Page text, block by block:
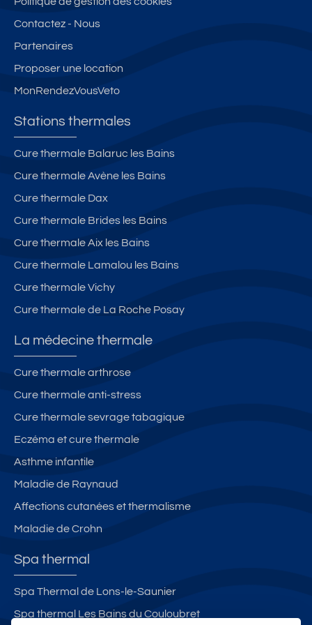
o
ur
c
s
Contactez - Nous
Partenaires
Proposer une location
MonRendezVousVeto
Stations thermales
Cure thermale Balaruc les Bains
Cure thermale Avène les Bains
Cure thermale Dax
Cure thermale Brides les Bains
Cure thermale Aix les Bains
Cure thermale Lamalou les Bains
Cure thermale Vichy
Cure thermale de La Roche Posay
La médecine thermale
Cure thermale arthrose
Cure thermale anti-stress
Cure thermale sevrage tabagique
Eczéma et cure thermale
Asthme infantile
Maladie de Raynaud
Affections cutanées et thermalisme
Maladie de Crohn
Spa thermal
Spa Thermal de Lons-le-Saunier
Spa thermal Les Bains du Couloubret